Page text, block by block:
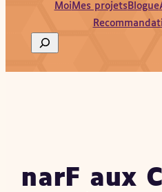
MoiMes projetsBlogue
Search
narF aux